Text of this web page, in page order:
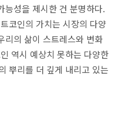
능성을 제시한 건 분명하다.
코인의 가치는 시장의 다양
리의 삶이 스트레스와 변화
역시 예상치 못하는 다양한
뿌리를 더 깊게 내리고 있는